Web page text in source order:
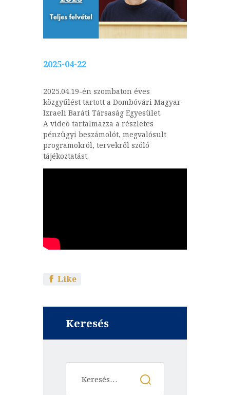
2025-04-22
2025.04.19-én szombaton éves
közgyűlést tartott a Dombóvári Magyar-
Izraeli Baráti Társaság Egyesület.
A videó tartalmazza a részletes
pénzügyi beszámolót, megvalósult
programokról, tervekről szóló
tájékoztatást.
Like
Keresés